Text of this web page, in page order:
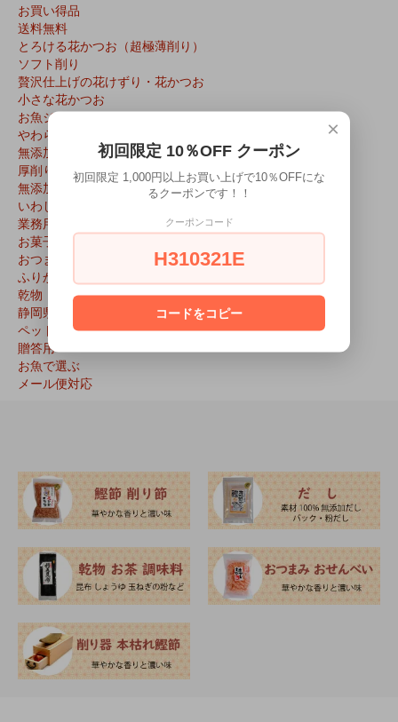
お買い得品
送料無料
とろける花かつお（超極薄削り）
ソフト削り
贅沢仕上げの花けずり・花かつお
小さな花かつお
お魚ジャーキー
やわらか厚削り
無添加だしパック
厚削り破砕片
無添加粉だし
いわし削り
業務用
お菓子
おつまみ
ふりかけ
乾物
静岡県特産品
ペット用
贈答用
お魚で選ぶ
メール便対応
×
初回限定 10％OFF クーポン
初回限定 1,000円以上お買い上げで10％OFFにな
るクーポンです！！
クーポンコード
H310321E
コードをコピー